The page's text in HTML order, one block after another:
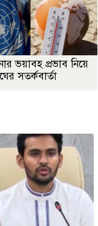
ভয়াবহ প্রভাব নিয়ে
সতর্কবার্তা